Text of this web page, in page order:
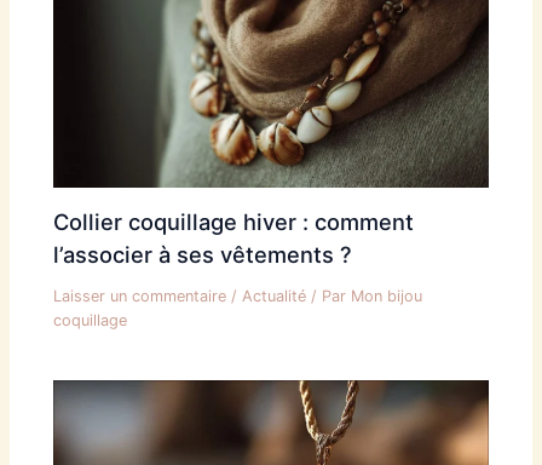
Collier coquillage hiver : comment
l’associer à ses vêtements ?
Laisser un commentaire / Actualité / Par Mon bijou
coquillage